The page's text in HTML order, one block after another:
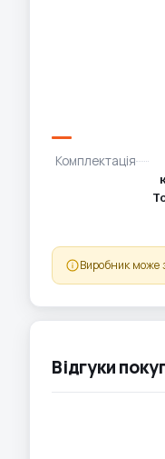
Комплектація
Виробник може
Відгуки